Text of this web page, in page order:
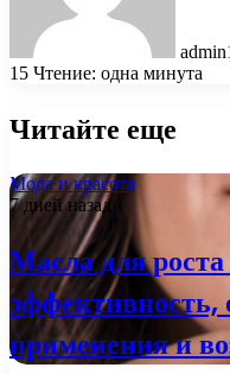
admin
15 Чтение: одна минута
Читайте еще
Мода и красота
7 дней назад
Масла для роста
эффективность,
применения и